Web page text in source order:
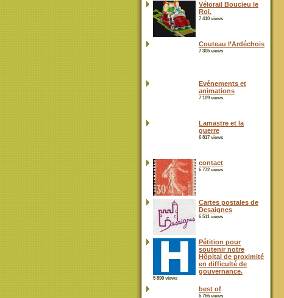
Vélorail Boucieu le
Roi.
7 410 views
Couteau l’Ardéchois
7 305 views
Evénements et
animations
7 109 views
Lamastre et la
guerre
6 817 views
contact
6 772 views
Cartes postales de
Desaignes
6 511 views
Pétition pour
soutenir notre
Hôpital de proximité
en difficulté de
gouvernance.
5 890 views
best of
5 766 views